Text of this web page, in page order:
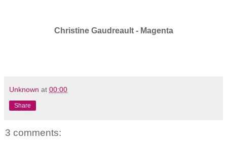
Christine Gaudreault - Magenta
Unknown at 00:00
Share
3 comments: